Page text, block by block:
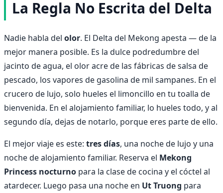
La Regla No Escrita del Delta
Nadie habla del olor. El Delta del Mekong apesta — de la
mejor manera posible. Es la dulce podredumbre del
jacinto de agua, el olor acre de las fábricas de salsa de
pescado, los vapores de gasolina de mil sampanes. En el
crucero de lujo, solo hueles el limoncillo en tu toalla de
bienvenida. En el alojamiento familiar, lo hueles todo, y al
segundo día, dejas de notarlo, porque eres parte de ello.
El mejor viaje es este: tres días, una noche de lujo y una
noche de alojamiento familiar. Reserva el Mekong
Princess nocturno para la clase de cocina y el cóctel al
atardecer. Luego pasa una noche en Ut Truong para